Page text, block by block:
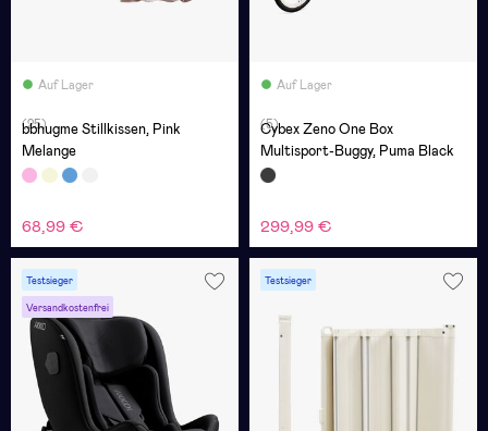
Auf Lager
(25)
bbhugme Stillkissen, Pink
Melange
68,99 €
Auf Lager
(5)
Cybex Zeno One Box
Multisport-Buggy, Puma Black
299,99 €
Testsieger
Versandkostenfrei
Testsieger